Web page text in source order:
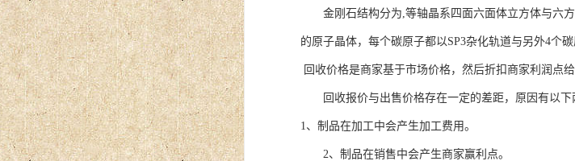
金刚石结构分为,等轴晶系四面六面体立方体与六方
的原子晶体，每个碳原子都以SP3杂化轨道与另外4个
回收价格是商家基于市场价格，然后折扣商家利润点给
回收报价与出售价格存在一定的差距，原因有以下
1、制品在加工中会产生加工费用。
2、制品在销售中会产生商家赢利点。